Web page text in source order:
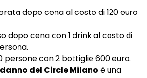
dopo cena al costo di 120 euro
dopo cena con 1 drink al costo di
persone con 2 bottiglie 600 euro.
del Circle Milano è una